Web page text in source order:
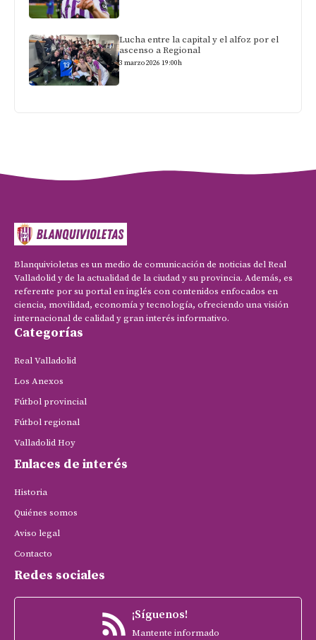
Lucha entre la capital y el alfoz por el
ascenso a Regional
3 marzo 2026 19:00h
Blanquivioletas es un medio de comunicación de noticias del Real
Valladolid y de la actualidad de la ciudad y su provincia. Además, es
referente por su portal en inglés con contenidos enfocados en
ciencia, movilidad, economía y tecnología, ofreciendo una visión
internacional de calidad y gran interés informativo.
Categorías
Real Valladolid
Los Anexos
Fútbol provincial
Fútbol regional
Valladolid Hoy
Enlaces de interés
Historia
Quiénes somos
Aviso legal
Contacto
Redes sociales
¡Síguenos!
Mantente informado